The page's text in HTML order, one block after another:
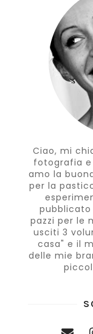
Ciao, mi
fotografia e
amo la
per la
pazzi per le
usciti 3
casa" e il
delle mie